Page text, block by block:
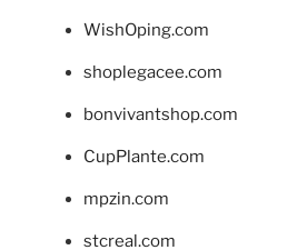
WishOping.com
shoplegacee.com
bonvivantshop.com
CupPlante.com
mpzin.com
stcreal.com